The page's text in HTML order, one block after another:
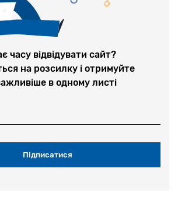
відбудеться
спадщина в
та перспективи
на Вінничині
часу відвідувати сайт?
на розсилку і отримуйте
в одному листі